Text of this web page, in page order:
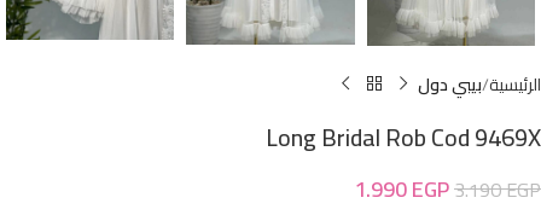
الرئيسية بيبي دول
Long Bridal Rob Cod 9469X
3.190EGP
1.990EGP